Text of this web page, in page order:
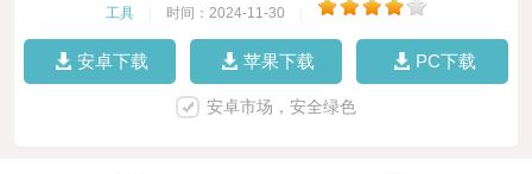
工具 时间：2024-11-30
安卓下载 苹果下载 PC下载
安卓市场，安全绿色